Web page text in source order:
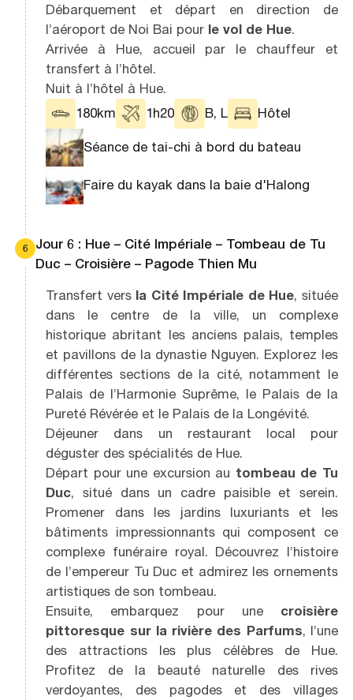
Débarquement et départ en direction de
l’aéroport de Noi Bai pour le vol de Hue.
Arrivée à Hue, accueil par le chauffeur et
transfert à l’hôtel.
Nuit à l’hôtel à Hue.
180km
1h20 B, L Hôtel
Séance de tai-chi à bord du bateau
Faire du kayak dans la baie d'Halong
6
Jour 6 : Hue – Cité Impériale – Tombeau de Tu
Duc – Croisière – Pagode Thien Mu
Transfert vers la Cité Impériale de Hue, située
dans le centre de la ville, un complexe
historique abritant les anciens palais, temples
et pavillons de la dynastie Nguyen. Explorez les
différentes sections de la cité, notamment le
Palais de l’Harmonie Suprême, le Palais de la
Pureté Révérée et le Palais de la Longévité.
Déjeuner dans un restaurant local pour
déguster des spécialités de Hue.
Départ pour une excursion au tombeau de Tu
Duc, situé dans un cadre paisible et serein.
Promener dans les jardins luxuriants et les
bâtiments impressionnants qui composent ce
complexe funéraire royal. Découvrez l’histoire
de l’empereur Tu Duc et admirez les ornements
artistiques de son tombeau.
Ensuite, embarquez pour une croisière
pittoresque sur la rivière des Parfums, l’une
des attractions les plus célèbres de Hue.
Profitez de la beauté naturelle des rives
verdoyantes, des pagodes et des villages